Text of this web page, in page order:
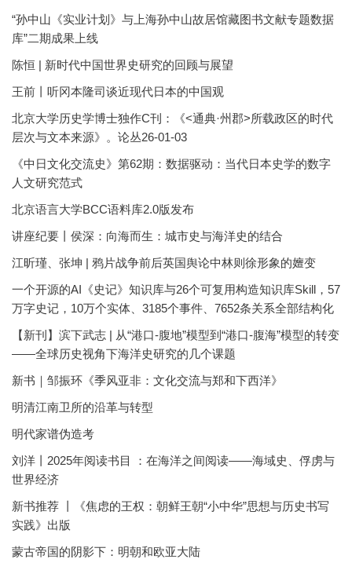
“孙中山《实业计划》与上海孙中山故居馆藏图书文献专题数据
库”二期成果上线
陈恒 | 新时代中国世界史研究的回顾与展望
王前丨听冈本隆司谈近现代日本的中国观
北京大学历史学博士独作C刊：《<通典·州郡>所载政区的时代
层次与文本来源》。论丛26-01-03
《中日文化交流史》第62期：数据驱动：当代日本史学的数字
人文研究范式
北京语言大学BCC语料库2.0版发布
讲座纪要丨侯深：向海而生：城市史与海洋史的结合
江昕瑾、张坤 | 鸦片战争前后英国舆论中林则徐形象的嬗变
一个开源的AI《史记》知识库与26个可复用构造知识库Skill，57
万字史记，10万个实体、3185个事件、7652条关系全部结构化
【新刊】滨下武志 | 从“港口-腹地”模型到“港口-腹海”模型的转变
——全球历史视角下海洋史研究的几个课题
新书｜邹振环《季风亚非：文化交流与郑和下西洋》
明清江南卫所的沿革与转型
明代家谱伪造考
刘洋丨2025年阅读书目 ：在海洋之间阅读——海域史、俘虏与
世界经济
新书推荐 丨《焦虑的王权：朝鲜王朝“小中华”思想与历史书写
实践》出版
蒙古帝国的阴影下：明朝和欧亚大陆